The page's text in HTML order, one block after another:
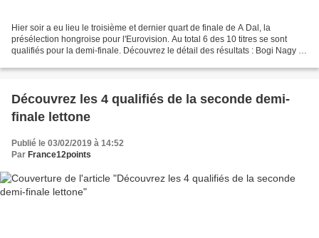
Hier soir a eu lieu le troisième et dernier quart de finale de A Dal, la
présélection hongroise pour l'Eurovision. Au total 6 des 10 titres se sont
qualifiés pour la demi-finale. Découvrez le détail des résultats : Bogi Nagy -
Découvrez les 4 qualifiés de la seconde demi-
finale lettone
Publié le 03/02/2019 à 14:52
Par France12points